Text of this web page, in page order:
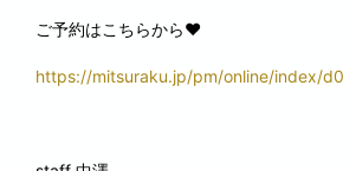
ご予約はこちらから♥
https://mitsuraku.jp/pm/online/index/